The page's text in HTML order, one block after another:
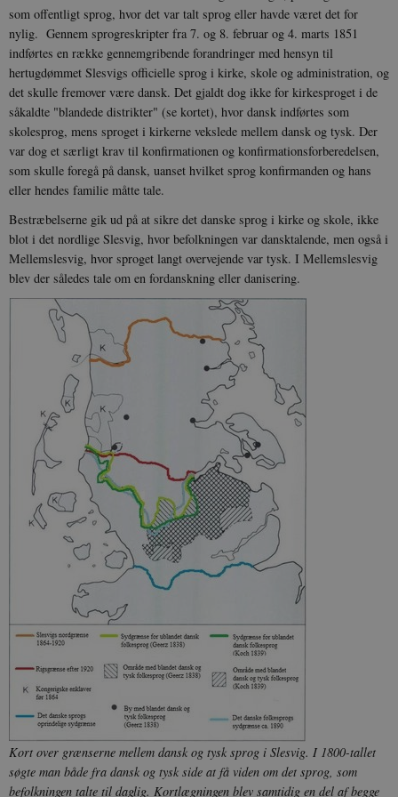
som offentligt sprog, hvor det var talt sprog eller havde været det for
nylig. Gennem sprogreskripter fra 7. og 8. februar og 4. marts 1851
indførtes en række gennemgribende forandringer med hensyn til
hertugdømmet Slesvigs officielle sprog i kirke, skole og administration, og
det skulle fremover være dansk. Det gjaldt dog ikke for kirkesproget i de
såkaldte "blandede distrikter" (se kortet), hvor dansk indførtes som
skolesprog, mens sproget i kirkerne vekslede mellem dansk og tysk. Der
var dog et særligt krav til konfirmationen og konfirmationsforberedelsen,
som skulle foregå på dansk, uanset hvilket sprog konfirmanden og hans
eller hendes familie måtte tale.
Bestræbelserne gik ud på at sikre det danske sprog i kirke og skole, ikke
blot i det nordlige Slesvig, hvor befolkningen var dansktalende, men også i
Mellemslesvig, hvor sproget langt overvejende var tysk. I Mellemslesvig
blev der således tale om en fordanskning eller danisering.
Kort over grænserne mellem dansk og tysk sprog i Slesvig. I 1800-tallet
søgte man både fra dansk og tysk side at få viden om det sprog, som
befolkningen talte til daglig. Kortlægningen blev samtidig en del af begge